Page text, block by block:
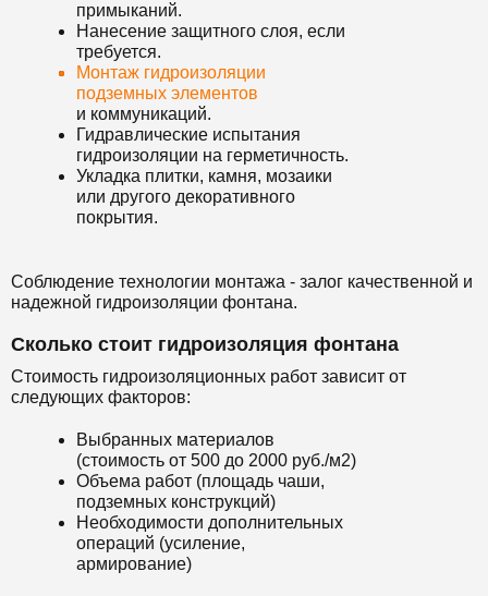
примыканий.
Нанесение защитного слоя, если
требуется.
Монтаж гидроизоляции
подземных элементов
и коммуникаций.
Гидравлические испытания
гидроизоляции на герметичность.
Укладка плитки, камня, мозаики
или другого декоративного
покрытия.
Соблюдение технологии монтажа - залог качественной и
надежной гидроизоляции фонтана.
Сколько стоит гидроизоляция фонтана
Стоимость гидроизоляционных работ зависит от
следующих факторов:
Выбранных материалов
(стоимость от 500 до 2000 руб./м2)
Объема работ (площадь чаши,
подземных конструкций)
Необходимости дополнительных
операций (усиление,
армирование)